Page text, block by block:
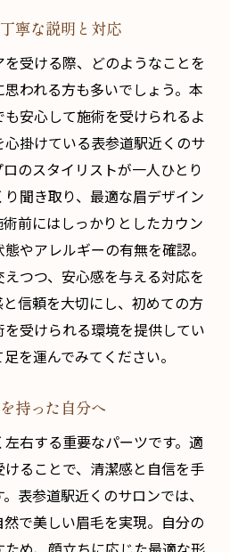
毛の美しさを最大限に引き
える理想的な眉毛の形
垢抜けた印象を手に入れる
された印象を演出
もたらす自信と清潔感
スする眉毛デザインのポイ
第一印象の重要性
が生まれ変わる瞬間
にアップ！表参道のメンズ
感を手に入れる方法
る自信の変化
寧な説明と対応
受ける際、どのようなことを
われる方も多いでしょう。本
安心して施術を受けられるよ
掛けている表参道駅近くのサ
のスタイリストが一人ひとり
聞き取り、最適な眉デザイン
前にはしっかりとしたカウン
やアレルギーの有無を確認。
つつ、安心感を与える対応を
信頼を大切にし、初めての方
受けられる環境を提供してい
を運んでみてください。
持った自分へ
右する重要なパーツです。適
ることで、清潔感と自信を手
表参道駅近くのサロンでは、
で美しい眉毛を実現。自分の